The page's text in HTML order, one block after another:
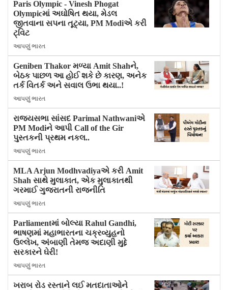
Paris Olympic - Vinesh Phogat
Olympicમાં અઘોષિત થયા, મેડલ
જીતવાના સપના તૂટ્યા, PM Modiએ કરી
ટ્વિટ
આપણું ભારત
Geniben Thakor મળ્યા Amit Shahને,
બેઠક પાછળ આ હોઈ શકે છે કારણ, અનેક
તર્ક વિતર્ક અને સવાલ ઉભા થયા..!
આપણું ભારત
રાજ્યસભા સાંસદ Parimal Nathwaniએ
PM Modiને આપી Call of the Gir
પુસ્તકની પ્રથમ નકલ..
આપણું ભારત
MLA Arjun Modhvadiyaએ કરી Amit
Shah સાથે મુલાકાત, એક મુલાકાતથી
ગરમાઈ ગુજરાતની રાજનીતિ
આપણું ભારત
Parliamentમાં બોલ્યા Rahul Gandhi,
ભાષણમાં મહાભારતના ચક્રવ્યુહનો
ઉલ્લેખ, અંબાણી તેમજ અદાણી મુદ્દે
સરકારને ઘેરી!
આપણું ભારત
ખરાબ રોડ રસ્તાને લઈ મતદાતાઓને